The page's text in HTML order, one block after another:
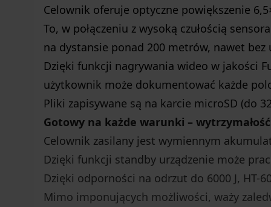
Celownik oferuje optyczne powiększenie
To, w połączeniu z wysoką czułością
na dystansie ponad 200 metrów, nawet
Dzięki funkcji nagrywania wideo w jakości
użytkownik może dokumentować każde
Pliki zapisywane są na karcie microSD (do
Gotowy na każde warunki –
Celownik zasilany jest wymiennym
Dzięki funkcji standby urządzenie może
Dzięki odporności na odrzut do 6000 J, HT-
Mimo imponujących możliwości, waży